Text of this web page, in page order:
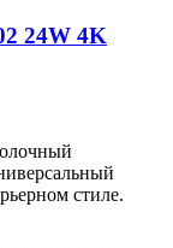
24W 4K
стиле.